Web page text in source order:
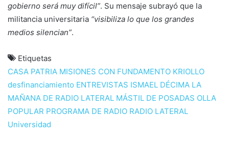
gobierno será muy difícil”. Su mensaje subrayó que la
militancia universitaria “visibiliza lo que los grandes
medios silencian”.
Etiquetas
CASA PATRIA MISIONES CON FUNDAMENTO KRIOLLO
desfinanciamiento ENTREVISTAS ISMAEL DÉCIMA LA
MAÑANA DE RADIO LATERAL MÁSTIL DE POSADAS OLLA
POPULAR PROGRAMA DE RADIO RADIO LATERAL
Universidad